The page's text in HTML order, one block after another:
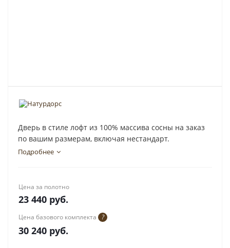
Дверь в стиле лофт из 100% массива сосны на заказ
по вашим размерам, включая нестандарт.
Подробнее
Цена за полотно
23 440 руб.
Цена базового комплекта ?
30 240 руб.